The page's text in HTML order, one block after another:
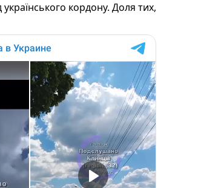
кордону. Доля тих,